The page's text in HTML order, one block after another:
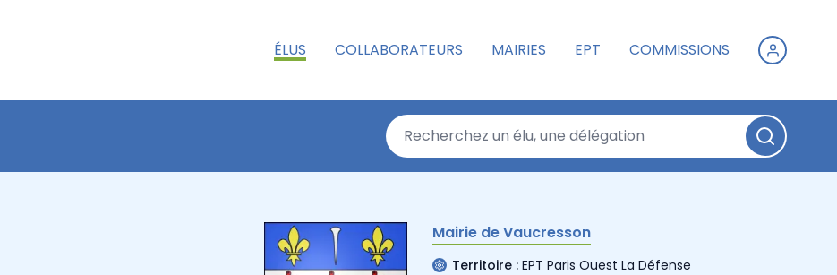
ÉLUS COLLABORATEURS MAIRIES EPT COMMISSIONS
Mairie de Vaucresson
Territoire : EPT Paris Ouest La Défense